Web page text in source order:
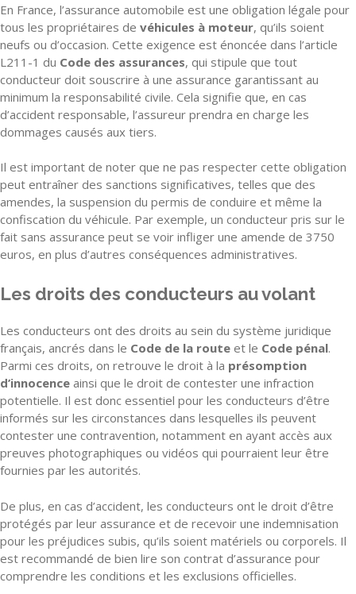
En France, l’assurance automobile est une obligation légale pour
tous les propriétaires de véhicules à moteur, qu’ils soient
neufs ou d’occasion. Cette exigence est énoncée dans l’article
L211-1 du Code des assurances, qui stipule que tout
conducteur doit souscrire à une assurance garantissant au
minimum la responsabilité civile. Cela signifie que, en cas
d’accident responsable, l’assureur prendra en charge les
dommages causés aux tiers.
Il est important de noter que ne pas respecter cette obligation
peut entraîner des sanctions significatives, telles que des
amendes, la suspension du permis de conduire et même la
confiscation du véhicule. Par exemple, un conducteur pris sur le
fait sans assurance peut se voir infliger une amende de 3750
euros, en plus d’autres conséquences administratives.
Les droits des conducteurs au volant
Les conducteurs ont des droits au sein du système juridique
français, ancrés dans le Code de la route et le Code pénal.
Parmi ces droits, on retrouve le droit à la présomption
d’innocence ainsi que le droit de contester une infraction
potentielle. Il est donc essentiel pour les conducteurs d’être
informés sur les circonstances dans lesquelles ils peuvent
contester une contravention, notamment en ayant accès aux
preuves photographiques ou vidéos qui pourraient leur être
fournies par les autorités.
De plus, en cas d’accident, les conducteurs ont le droit d’être
protégés par leur assurance et de recevoir une indemnisation
pour les préjudices subis, qu’ils soient matériels ou corporels. Il
est recommandé de bien lire son contrat d’assurance pour
comprendre les conditions et les exclusions officielles.